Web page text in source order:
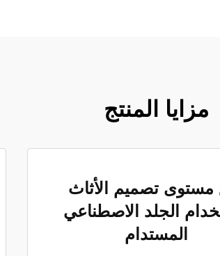
مزايا المنتج
مستوى تصميم الأثاث
الجلد الاصطناعي
المستدام